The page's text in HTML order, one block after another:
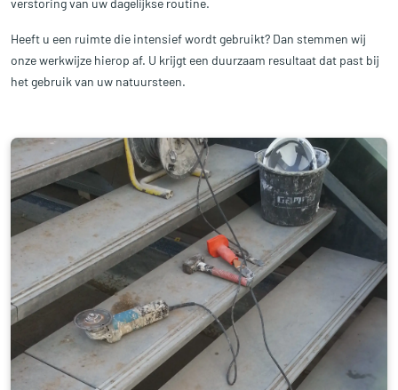
verstoring van uw dagelijkse routine.
Heeft u een ruimte die intensief wordt gebruikt? Dan stemmen wij
onze werkwijze hierop af. U krijgt een duurzaam resultaat dat past bij
het gebruik van uw natuursteen.